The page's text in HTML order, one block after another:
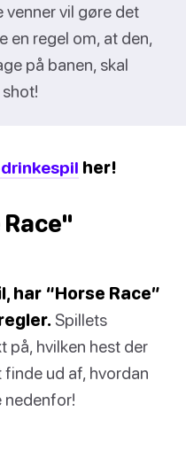
venner vil gøre det
en regel om, at den,
på banen, skal
her!
har “Horse Race”
Spillets
på, hvilken hest der
ud af, hvordan
nedenfor!